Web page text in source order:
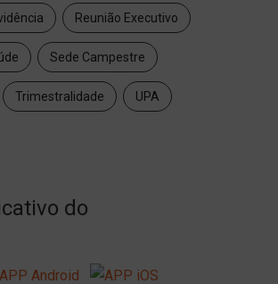
Reunião Executivo
Sede Campestre
Trimestralidade UPA
do